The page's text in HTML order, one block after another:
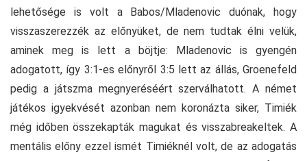
lehetősége is volt a Babos/Mladenovic duónak, hogy
visszaszerezzék az előnyüket, de nem tudtak élni velük,
aminek meg is lett a böjtje: Mladenovic is gyengén
adogatott, így 3:1-es előnyről 3:5 lett az állás, Groenefeld
pedig a játszma megnyeréséért szerválhatott. A német
játékos igyekvését azonban nem koronázta siker, Timiék
még időben összekapták magukat és visszabreakeltek. A
mentális előny ezzel ismét Timiéknél volt, de az adogatás